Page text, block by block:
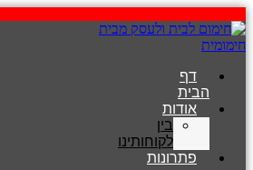
לתוכן
דף
הבית
אודות
בין
לקוחותינו
פתרונות